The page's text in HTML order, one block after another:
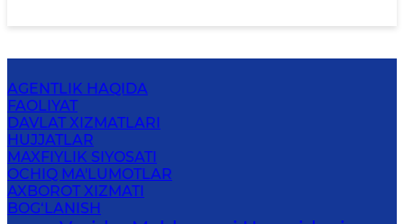
AGENTLIK HAQIDA
FAOLIYAT
DAVLAT XIZMATLARI
HUJJATLAR
MAXFIYLIK SIYOSATI
OCHIQ MA'LUMOTLAR
AXBOROT XIZMATI
BOG‘LANISH